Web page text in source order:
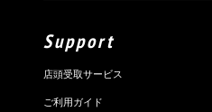
Support
店頭受取サービス
ご利用ガイド